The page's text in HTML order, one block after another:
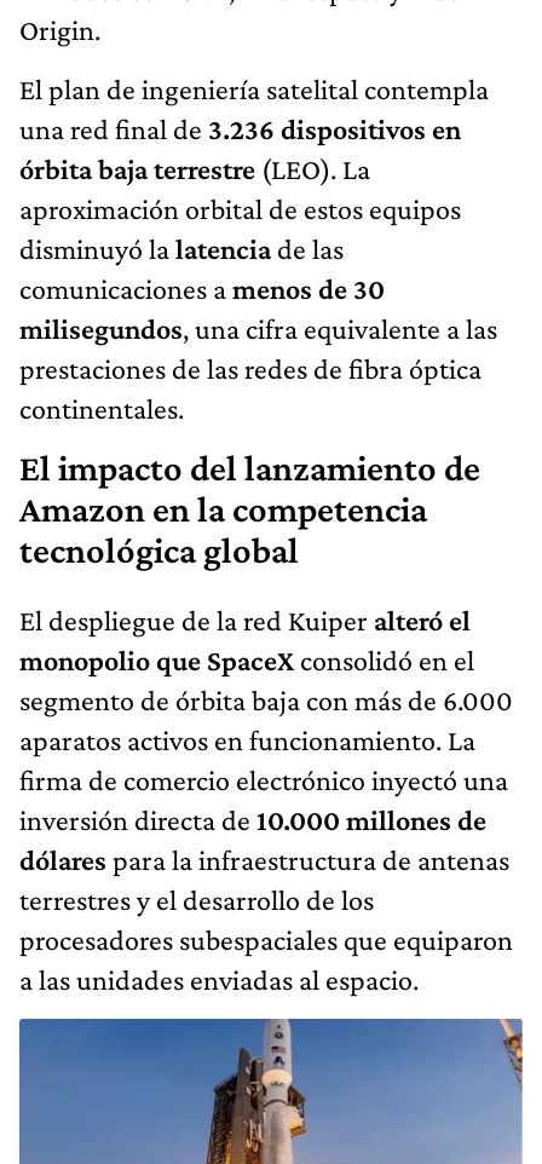
Origin.
El plan de ingeniería satelital contempla
una red final de 3.236 dispositivos en
órbita baja terrestre (LEO). La
aproximación orbital de estos equipos
disminuyó lalatenciade las
comunicaciones amenos de 30
milisegundos, una cifra equivalente a las
prestaciones de las redes de fibra óptica
continentales.
El impacto del lanzamiento de
Amazon en la competencia
tecnológica global
El despliegue de la red Kuiper alteró el
monopolio que SpaceX consolidó en el
segmento de órbita baja con más de 6.000
aparatos activos en funcionamiento. La
firma de comercio electrónico inyectó una
inversión directa de 10.000 millones de
dólares para la infraestructura de antenas
terrestres y el desarrollo de los
procesadores subespaciales que equiparon
a las unidades enviadas al espacio.